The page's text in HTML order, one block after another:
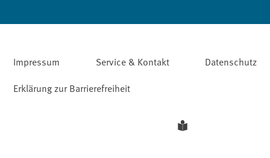
Impressum Service & Kontakt
Datenschutz
Erklärung zur Barrierefreiheit